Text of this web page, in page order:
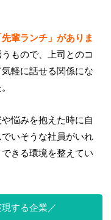
輩ランチ」がありま
もので、上司とのコ
軽に話せる関係にな
悩みを抱えた時に自
いそうな社員がいれ
きる環境を整えてい
する企業